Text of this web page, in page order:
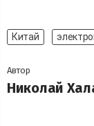
Китай
Автор
Николай